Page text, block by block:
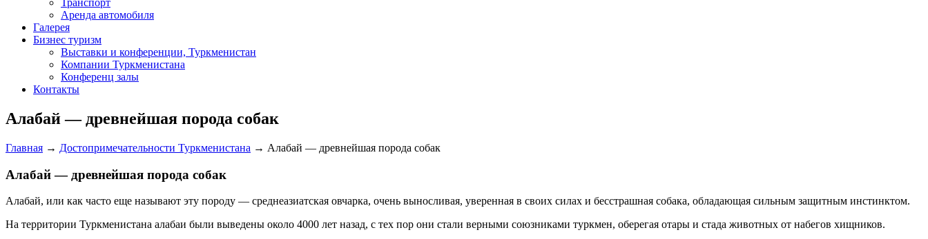
Транспорт
Аренда автомобиля
Галерея
Бизнес туризм
Выставки и конференции, Туркменистан
Компании Туркменистана
Конференц залы
Контакты
Алабай — древнейшая порода собак
Главная → Достопримечательности Туркменистана → Алабай — древнейшая порода собак
Алабай — древнейшая порода собак
Алабай, или как часто еще называют эту породу — среднеазиатская овчарка, очень выносливая, уверенная в своих силах и бесстрашная собака, обладающая сильным защитным инстинктом.
На территории Туркменистана алабаи были выведены около 4000 лет назад, с тех пор они стали верными союзниками туркмен, оберегая отары и стада животных от набегов хищников.